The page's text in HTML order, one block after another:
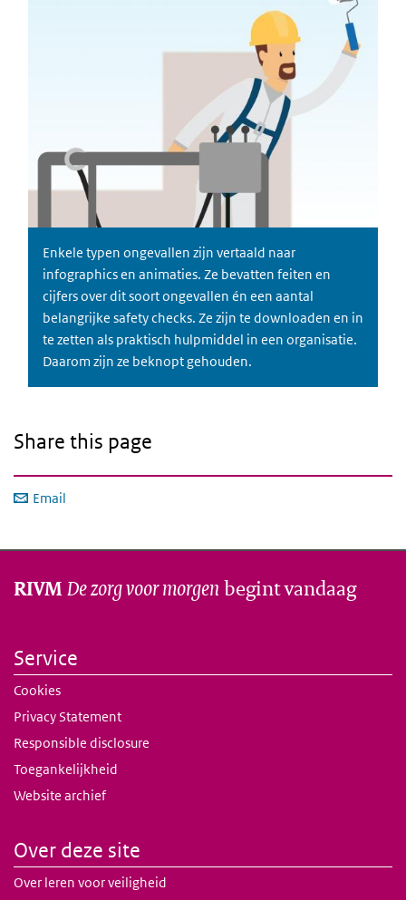
Enkele typen ongevallen zijn vertaald naar
infographics en animaties. Ze bevatten feiten en
cijfers over dit soort ongevallen én een aantal
belangrijke safety checks. Ze zijn te downloaden en in
te zetten als praktisch hulpmiddel in een organisatie.
Daarom zijn ze beknopt gehouden.
Share this page
Email
RIVMDe zorg voor morgen begint vandaag
Service
Cookies
Privacy Statement
Responsible disclosure
Toegankelijkheid
Website archief
Over deze site
Over leren voor veiligheid